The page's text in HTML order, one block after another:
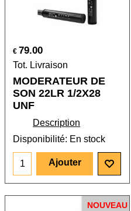
€ 79.00
Tot. Livraison
MODERATEUR DE
SON 22LR 1/2X28
UNF
Description
Disponibilité: En stock
Ajouter
NOUVEAU